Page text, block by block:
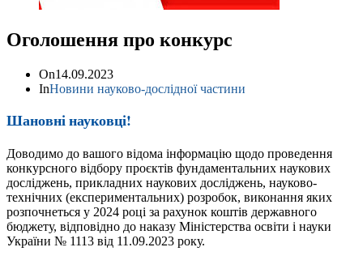
Оголошення про конкурс
On14.09.2023
InНовини науково-дослідної частини
Шановні науковці!
Доводимо до вашого відома інформацію щодо проведення
конкурсного відбору проєктів фундаментальних наукових
досліджень, прикладних наукових досліджень, науково-
технічних (експериментальних) розробок, виконання яких
розпочнеться у 2024 році за рахунок коштів державного
бюджету, відповідно до наказу Міністерства освіти і науки
України № 1113 від 11.09.2023 року.